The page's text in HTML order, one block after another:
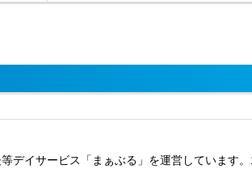
デイサービス「まぁぶる」を運営しています